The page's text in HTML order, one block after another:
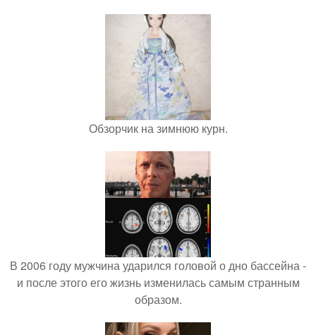
Обзорчик на зимнюю курн.
В 2006 году мужчина ударился головой о дно бассейна -
и после этого его жизнь изменилась самым странным
образом.